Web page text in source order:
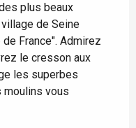
plus beaux
de Seine
France". Admirez
le cresson aux
les superbes
vous